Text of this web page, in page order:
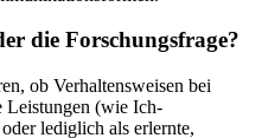
die Forschungsfrage?
ob Verhaltensweisen bei
Leistungen (wie Ich-
lediglich als erlernte,